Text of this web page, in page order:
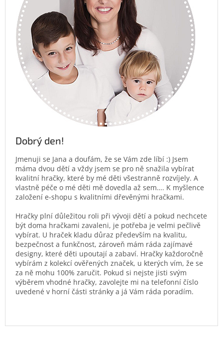
Dobrý den!
Jmenuji se Jana a doufám, že se Vám zde líbí :) Jsem
máma dvou dětí a vždy jsem se pro ně snažila vybírat
kvalitní hračky, které by mé děti všestranně rozvíjely. A
vlastně péče o mé děti mě dovedla až sem…. K myšlence
založení e-shopu s kvalitními dřevěnými hračkami.
Hračky plní důležitou roli při vývoji dětí a pokud nechcete
být doma hračkami zavaleni, je potřeba je velmi pečlivě
vybírat. U hraček kladu důraz především na kvalitu,
bezpečnost a funkčnost, zároveň mám ráda zajímavé
designy, které děti upoutají a zabaví. Hračky každoročně
vybírám z kolekcí ověřených značek, u kterých vím, že se
za ně mohu 100% zaručit. Pokud si nejste jisti svým
výběrem vhodné hračky, zavolejte mi na telefonní číslo
uvedené v horní části stránky a já Vám ráda poradím.